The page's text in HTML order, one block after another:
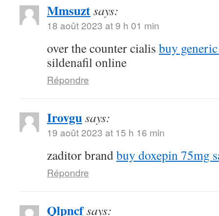
Mmsuztsays:
18 août 2023 at 9 h 01 min
over the counter cialis buy
sildenafil online
Répondre
Irovgusays:
19 août 2023 at 15 h 16 min
zaditor brandbuy doxepin 75mg
Répondre
Qlpncfsays: